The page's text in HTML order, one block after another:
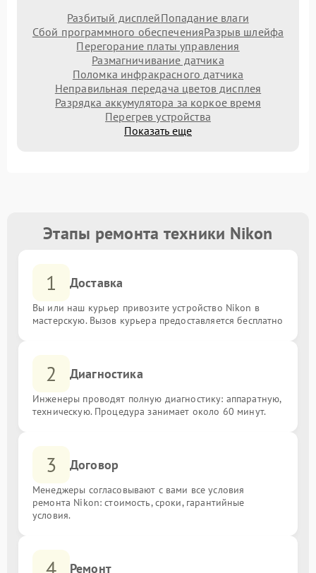
Разбитый дисплейПопадание влаги
Сбой программного обеспеченияРазрыв шлейфа
Перегорание платы управления
Размагничивание датчика
Поломка инфракрасного датчика
Неправильная передача цветов дисплея
Разрядка аккумулятора за коркое время
Перегрев устройства
Показать еще
Этапы ремонта техники Nikon
1 Доставка
Вы или наш курьер привозите устройство Nikon в
мастерскую. Вызов курьера предоставляется бесплатно
2 Диагностика
Инженеры проводят полную диагностику: аппаратную,
техническую. Процедура занимает около 60 минут.
3 Договор
Менеджеры согласовывают с вами все условия
ремонта Nikon: стоимость, сроки, гарантийные
условия.
Ремонт